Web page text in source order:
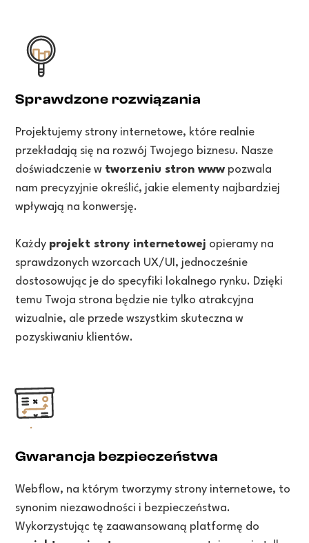
Sprawdzone rozwiązania
Projektujemy strony internetowe, które realnie
przekładają się na rozwój Twojego biznesu. Nasze
doświadczenie w tworzeniu stron www pozwala
nam precyzyjnie określić, jakie elementy najbardziej
wpływają na konwersję.
Każdy projekt strony internetowej opieramy na
sprawdzonych wzorcach UX/UI, jednocześnie
dostosowując je do specyfiki lokalnego rynku. Dzięki
temu Twoja strona będzie nie tylko atrakcyjna
wizualnie, ale przede wszystkim skuteczna w
pozyskiwaniu klientów.
Gwarancja bezpieczeństwa
Webflow, na którym tworzymy strony internetowe, to
synonim niezawodności i bezpieczeństwa.
Wykorzystując tę zaawansowaną platformę do